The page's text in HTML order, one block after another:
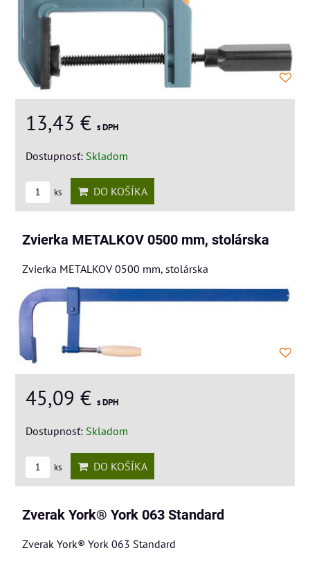
13,43 € s DPH
Dostupnosť: Skladom
ks DO KOŠÍKA
Zvierka METALKOV 0500 mm, stolárska
Zvierka METALKOV 0500 mm, stolárska
45,09 € s DPH
Dostupnosť: Skladom
ks DO KOŠÍKA
Zverak York® York 063 Standard
Zverak York® York 063 Standard